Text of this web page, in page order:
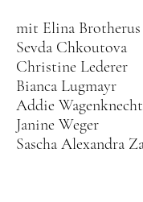
mit Elina Brotherus
Sevda Chkoutova
Christine Lederer
Bianca Lugmayr
Addie Wagenknecht
Janine Weger
Sascha Alexandra